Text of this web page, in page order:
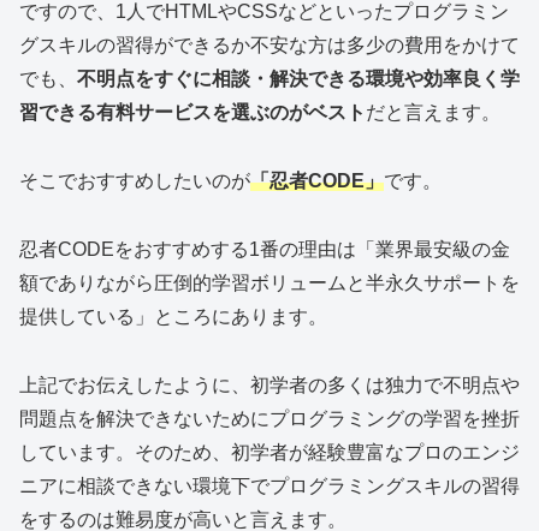
ですので、1人でHTMLやCSSなどといったプログラミン
グスキルの習得ができるか不安な方は多少の費用をかけて
でも、 不明点をすぐに相談・解決できる環境や効率良く学
習できる有料サービスを選ぶのがベスト だと言えます。
そこでおすすめしたいのが「忍者CODE」です。
忍者CODEをおすすめする1番の理由は「業界最安級の金
額でありながら圧倒的学習ボリュームと半永久サポートを
提供している」ところにあります。
上記でお伝えしたように、初学者の多くは独力で不明点や
問題点を解決できないためにプログラミングの学習を挫折
しています。そのため、初学者が経験豊富なプロのエンジ
ニアに相談できない環境下でプログラミングスキルの習得
をするのは難易度が高いと言えます。